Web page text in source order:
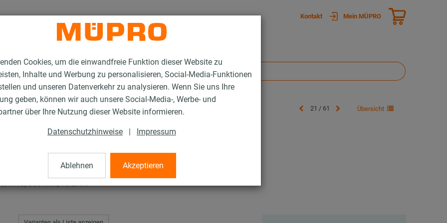
Cookies, um die einwandfreie Funktion dieser Website zu
Inhalte und Werbung zu personalisieren, Social-Media-Funktionen
und unseren Datenverkehr zu analysieren. Wenn Sie uns Ihre
geben, können wir auch unsere Social-Media-, Werbe- und
über Ihre Nutzung dieser Website informieren.
Datenschutzhinweise | Impressum
Ablehnen Akzeptieren
Kontakt Mein MÜPRO
Typ S 21 / 61 Übersicht
S
M10, 600 mm, verzinkt